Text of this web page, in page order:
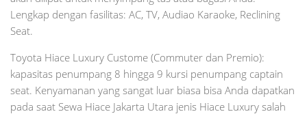
Lengkap dengan fasilitas: AC, TV, Audiao Karaoke, Reclining
Seat.
Toyota Hiace Luxury Custome (Commuter dan Premio):
kapasitas penumpang 8 hingga 9 kursi penumpang captain
seat. Kenyamanan yang sangat luar biasa bisa Anda dapatkan
pada saat Sewa Hiace Jakarta Utara jenis Hiace Luxury salah